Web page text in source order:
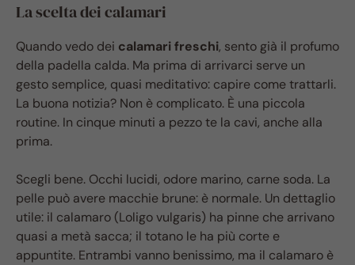
La scelta dei calamari
Quando vedo dei calamari freschi, sento già il profumo
della padella calda. Ma prima di arrivarci serve un
gesto semplice, quasi meditativo: capire come trattarli.
La buona notizia? Non è complicato. È una piccola
routine. In cinque minuti a pezzo te la cavi, anche alla
prima.
Scegli bene. Occhi lucidi, odore marino, carne soda. La
pelle può avere macchie brune: è normale. Un dettaglio
utile: il calamaro (Loligo vulgaris) ha pinne che arrivano
quasi a metà sacca; il totano le ha più corte e
appuntite. Entrambi vanno benissimo, ma il calamaro è